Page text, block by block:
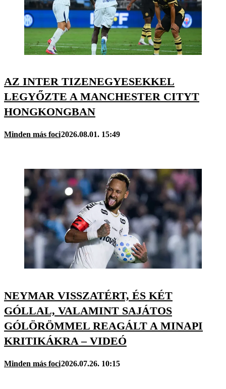
AZ INTER TIZENEGYESEKKEL
LEGYŐZTE A MANCHESTER CITYT
HONGKONGBAN
Minden más foci2026.08.01. 15:49
NEYMAR VISSZATÉRT, ÉS KÉT
GÓLLAL, VALAMINT SAJÁTOS
GÓLÖRÖMMEL REAGÁLT A MINAPI
KRITIKÁKRA – VIDEÓ
Minden más foci2026.07.26. 10:15